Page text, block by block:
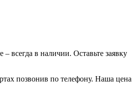
всегда в наличии. Оставьте заявку
позвонив по телефону. Наша цена